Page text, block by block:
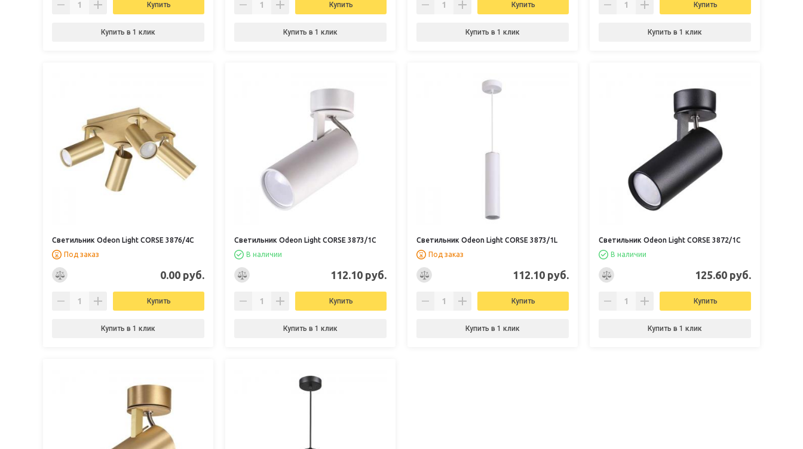
Купить
Купить в 1 клик
Купить
Купить в 1 клик
Купить
Купить в 1 клик
Купить
Купить в 1 клик
Светильник Odeon Light CORSE 3876/4C
Под заказ
0.00 руб.
Купить
Купить в 1 клик
Светильник Odeon Light CORSE 3873/1C
В наличии
112.10 руб.
Купить
Купить в 1 клик
Светильник Odeon Light CORSE 3873/1L
Под заказ
112.10 руб.
Купить
Купить в 1 клик
Светильник Odeon Light CORSE 3872/1C
В наличии
125.60 руб.
Купить
Купить в 1 клик